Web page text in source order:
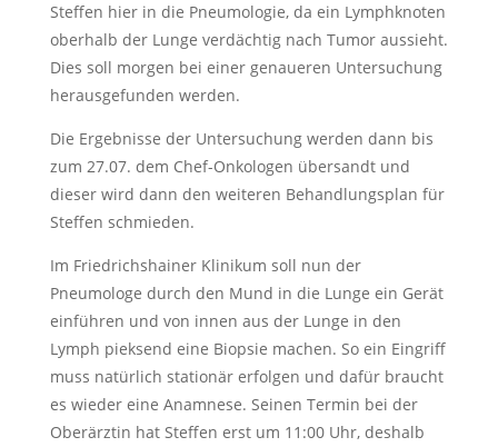
Steffen hier in die Pneumologie, da ein Lymphknoten
oberhalb der Lunge verdächtig nach Tumor aussieht.
Dies soll morgen bei einer genaueren Untersuchung
herausgefunden werden.
Die Ergebnisse der Untersuchung werden dann bis
zum 27.07. dem Chef-Onkologen übersandt und
dieser wird dann den weiteren Behandlungsplan für
Steffen schmieden.
Im Friedrichshainer Klinikum soll nun der
Pneumologe durch den Mund in die Lunge ein Gerät
einführen und von innen aus der Lunge in den
Lymph pieksend eine Biopsie machen. So ein Eingriff
muss natürlich stationär erfolgen und dafür braucht
es wieder eine Anamnese. Seinen Termin bei der
Oberärztin hat Steffen erst um 11:00 Uhr, deshalb